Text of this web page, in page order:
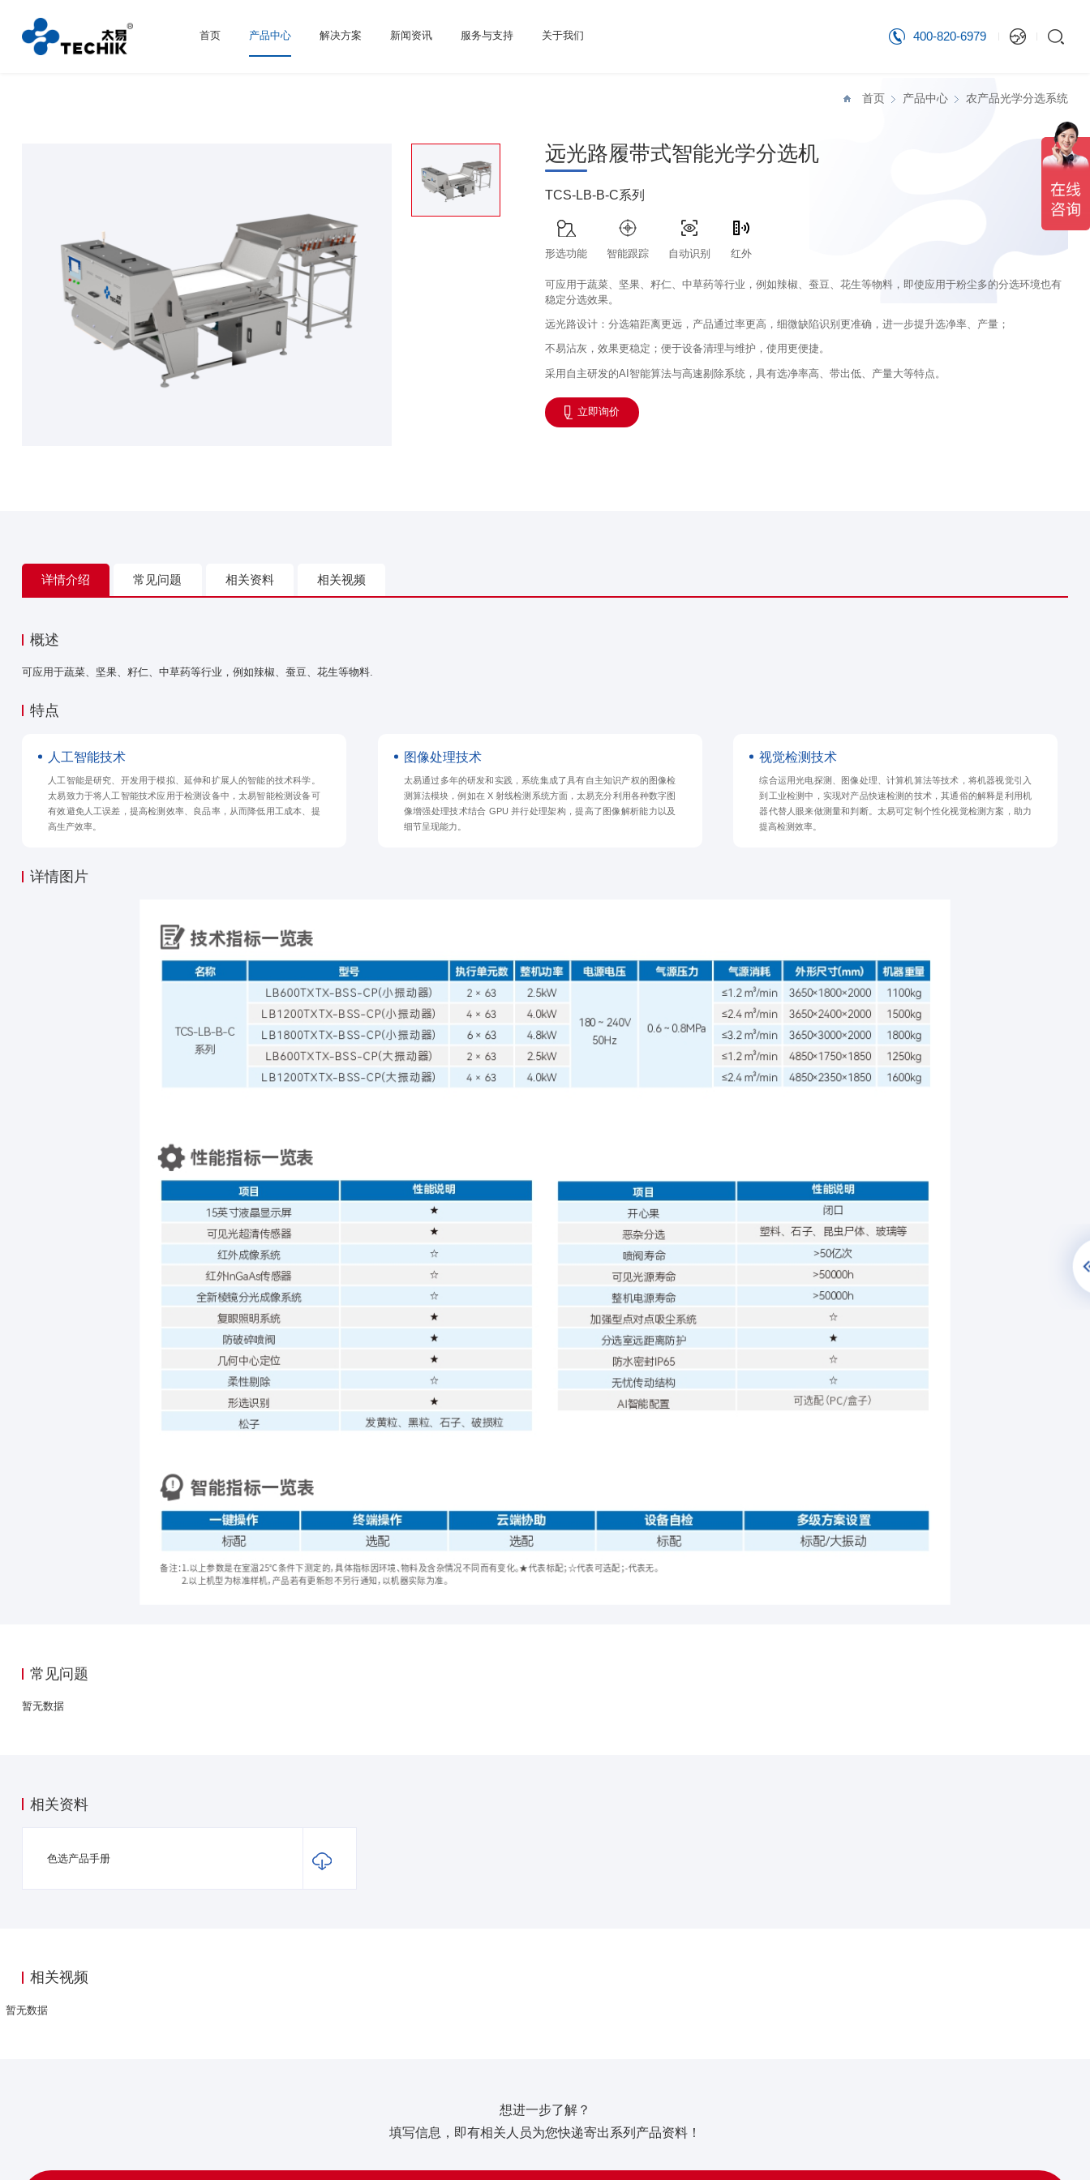
首页 产品中心 解决方案 新闻资讯 服务与支持 关于我们 400-820-6979
首页 产品中心 农产品光学分选系统
远光路履带式智能光学分选机
TCS-LB-B-C系列
形选功能 智能跟踪 自动识别 红外
可应用于蔬菜、坚果、籽仁、中草药等行业，例如辣椒、蚕豆、花生等物料，即使应用于粉尘多的分选环境也有
稳定分选效果。
远光路设计：分选箱距离更远，产品通过率更高，细微缺陷识别更准确，进一步提升选净率、产量；
不易沾灰，效果更稳定；便于设备清理与维护，使用更便捷。
采用自主研发的AI智能算法与高速剔除系统，具有选净率高、带出低、产量大等特点。
立即询价
详情介绍 常见问题 相关资料 相关视频
概述
可应用于蔬菜、坚果、籽仁、中草药等行业，例如辣椒、蚕豆、花生等物料.
特点
人工智能技术
人工智能是研究、开发用于模拟、延伸和扩展人的智能的技术科学。
太易致力于将人工智能技术应用于检测设备中，太易智能检测设备可
有效避免人工误差，提高检测效率、良品率，从而降低用工成本、提
高生产效率。
图像处理技术
太易通过多年的研发和实践，系统集成了具有自主知识产权的图像检
测算法模块，例如在 X 射线检测系统方面，太易充分利用各种数字图
像增强处理技术结合 GPU 并行处理架构，提高了图像解析能力以及
细节呈现能力。
视觉检测技术
综合运用光电探测、图像处理、计算机算法等技术，将机器视觉引入
到工业检测中，实现对产品快速检测的技术，其通俗的解释是利用机
器代替人眼来做测量和判断。太易可定制个性化视觉检测方案，助力
提高检测效率。
详情图片
常见问题
暂无数据
相关资料
色选产品手册
相关视频
暂无数据
想进一步了解？
填写信息，即有相关人员为您快递寄出系列产品资料！